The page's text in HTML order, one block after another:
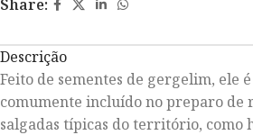
Share:
Descrição
Feito de sementes de gergelim, ele
comumente incluído no preparo de
salgadas típicas do território, como